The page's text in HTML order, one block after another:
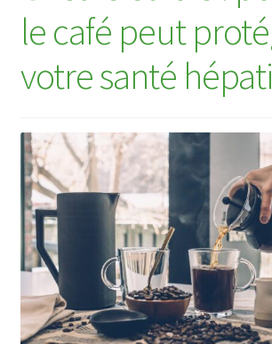
🍎 Santé & Nutrition
🌸Parfums
Blog
Shop LR Officiel
Devenir Partenaire LR
FAQ
le café peut
votre santé